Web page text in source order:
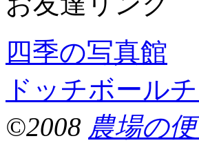
四季の写真館
ドッチボール
©2008 農場の